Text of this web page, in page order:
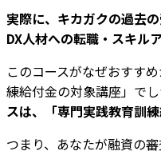
実際に、キカガクの過去
DX人材への転職・スキル
このコースがなぜおすす
練給付金の対象講座」でし
スは、「専門実践教育訓
つまり、あなたが融資の審